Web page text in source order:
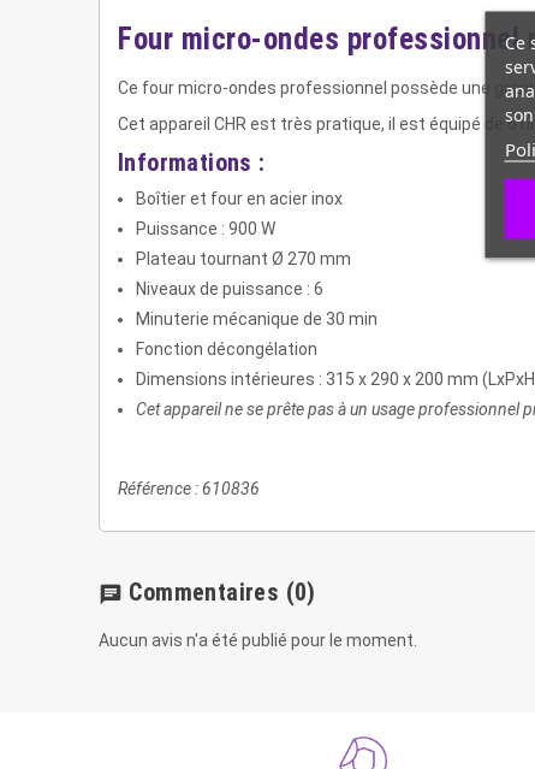
Four micro-ondes professionnel
Ce four micro-ondes professionnel possède une
Cet appareil CHR est très pratique, il est équipé de 6
Informations :
Boîtier et four en acier inox
Puissance : 900 W
Plateau tournant Ø 270 mm
Niveaux de puissance : 6
Minuterie mécanique de 30 min
Fonction décongélation
Dimensions intérieures : 315 x 290 x 200 mm
Cet appareil ne se prête pas à un usage professionnel
Référence : 610836
chat Commentaires (0)
Aucun avis n'a été publié pour le moment.
Ce